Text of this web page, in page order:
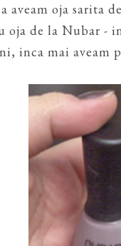
aveam oja sarita
oja de la Nubar -
inca mai aveam